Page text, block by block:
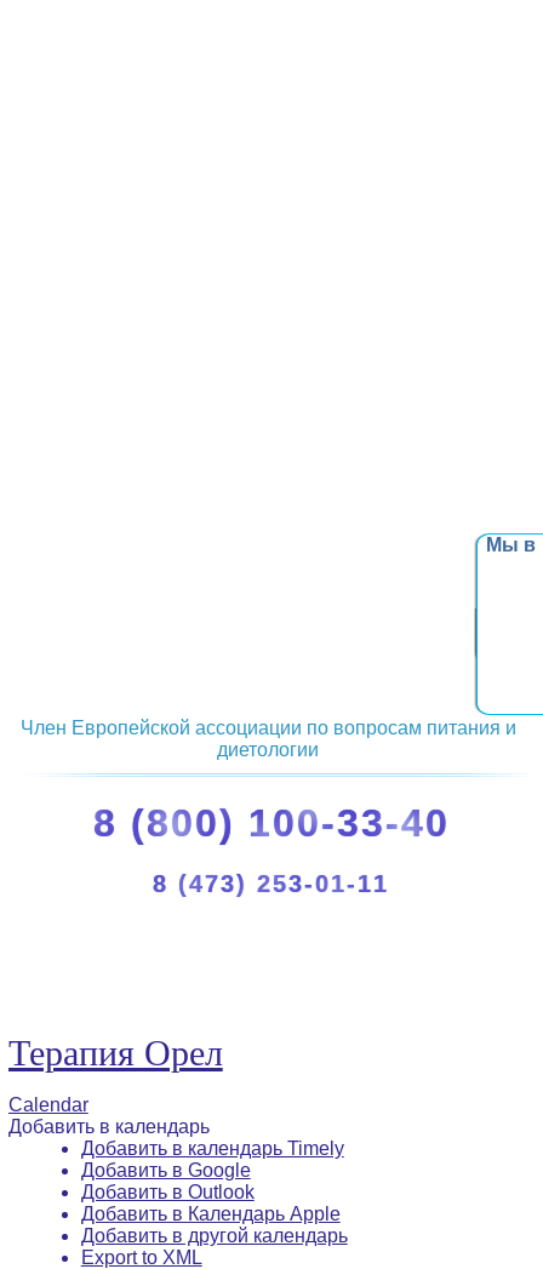
Мы в
Член Европейской ассоциации по вопросам питания и
диетологии
8 (800) 100-33-40
8 (473) 253-01-11
Терапия Орел
Calendar
Добавить в календарь
Добавить в календарь Timely
Добавить в Google
Добавить в Outlook
Добавить в Календарь Apple
Добавить в другой календарь
Export to XML